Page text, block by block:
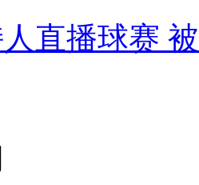
直播球赛